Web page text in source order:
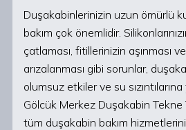
Duşakabinlerinizin uzun ömürlü
bakım çok önemlidir.
çatlaması, fitillerinizin aşınması
arızalanması gibi sorunlar,
olumsuz etkiler ve su
Gölcük Merkez Duşakabin Tekne
tüm duşakabin bakım